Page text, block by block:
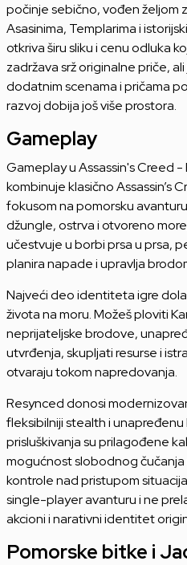
počinje sebično, vođen željom
Asasinima, Templarima i
otkriva širu sliku i cenu odluka
zadržava srž originalne priče,
dodatnim scenama i pričama
razvoj dobija još više prostora.
Gameplay
Gameplay u Assassin's Creed
kombinuje klasično Assassin’s
fokusom na pomorsku
džungle, ostrva i otvoreno
učestvuje u borbi prsa u prsa,
planira napade i upravlja
Najveći deo identiteta igre
života na moru. Možeš ploviti
neprijateljske brodove,
utvrđenja, skupljati resurse i
otvaraju tokom napredovanja.
Resynced donosi
fleksibilniji stealth i
prisluškivanja su prilagođene
mogućnost slobodnog čučanja
kontrole nad pristupom
single-player avanturu i ne
akcioni i narativni identitet
Pomorske bitke i